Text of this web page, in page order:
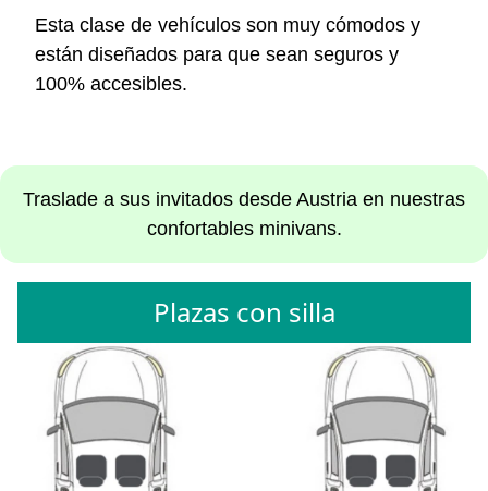
Esta clase de vehículos son muy cómodos y
están diseñados para que sean seguros y
100% accesibles.
Traslade a sus invitados desde Austria en nuestras
confortables minivans.
Plazas con silla